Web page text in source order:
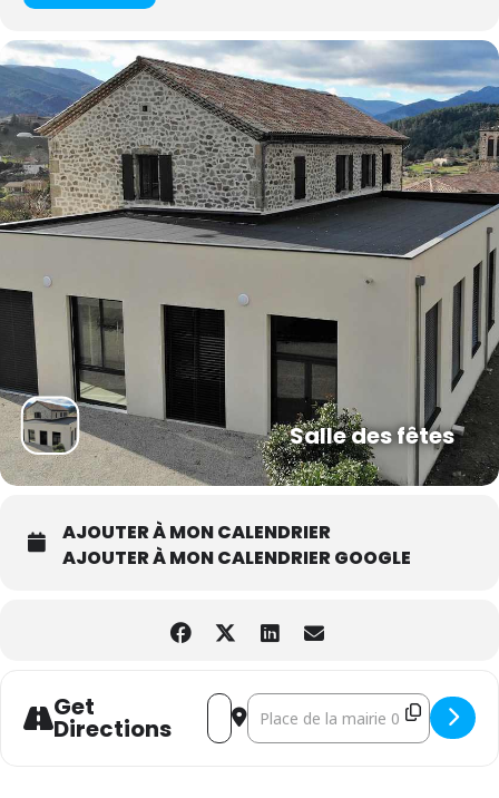
Salle des fêtes
AJOUTER À MON CALENDRIER
AJOUTER À MON CALENDRIER GOOGLE
Get
Directions
Address - Concours de Coinche /
Destination Address - Concours